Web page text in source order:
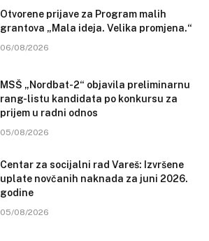
Otvorene prijave za Program malih
grantova „Mala ideja. Velika promjena.“
06/08/2026
MSŠ „Nordbat-2“ objavila preliminarnu
rang-listu kandidata po konkursu za
prijem u radni odnos
05/08/2026
Centar za socijalni rad Vareš: Izvršene
uplate novčanih naknada za juni 2026.
godine
05/08/2026